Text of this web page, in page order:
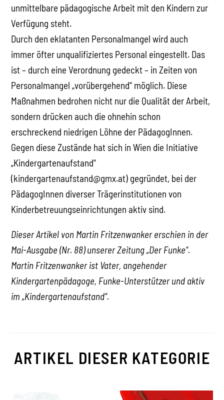
unmittelbare pädagogische Arbeit mit den Kindern zur
Verfügung steht.
Durch den eklatanten Personalmangel wird auch
immer öfter unqualifiziertes Personal eingestellt. Das
ist – durch eine Verordnung gedeckt – in Zeiten von
Personalmangel „vorübergehend“ möglich. Diese
Maßnahmen bedrohen nicht nur die Qualität der Arbeit,
sondern drücken auch die ohnehin schon
erschreckend niedrigen Löhne der PädagogInnen.
Gegen diese Zustände hat sich in Wien die Initiative
„Kindergartenaufstand“
(kindergartenaufstand@gmx.at) gegründet, bei der
PädagogInnen diverser Trägerinstitutionen von
Kinderbetreuungseinrichtungen aktiv sind.
Dieser Artikel von Martin Fritzenwanker erschien in der
Mai-Ausgabe (Nr. 88) unserer Zeitung „Der Funke“.
Martin Fritzenwanker ist Vater, angehender
Kindergartenpädagoge, Funke-Unterstützer und aktiv
im „Kindergartenaufstand“.
ARTIKEL DIESER KATEGORIE